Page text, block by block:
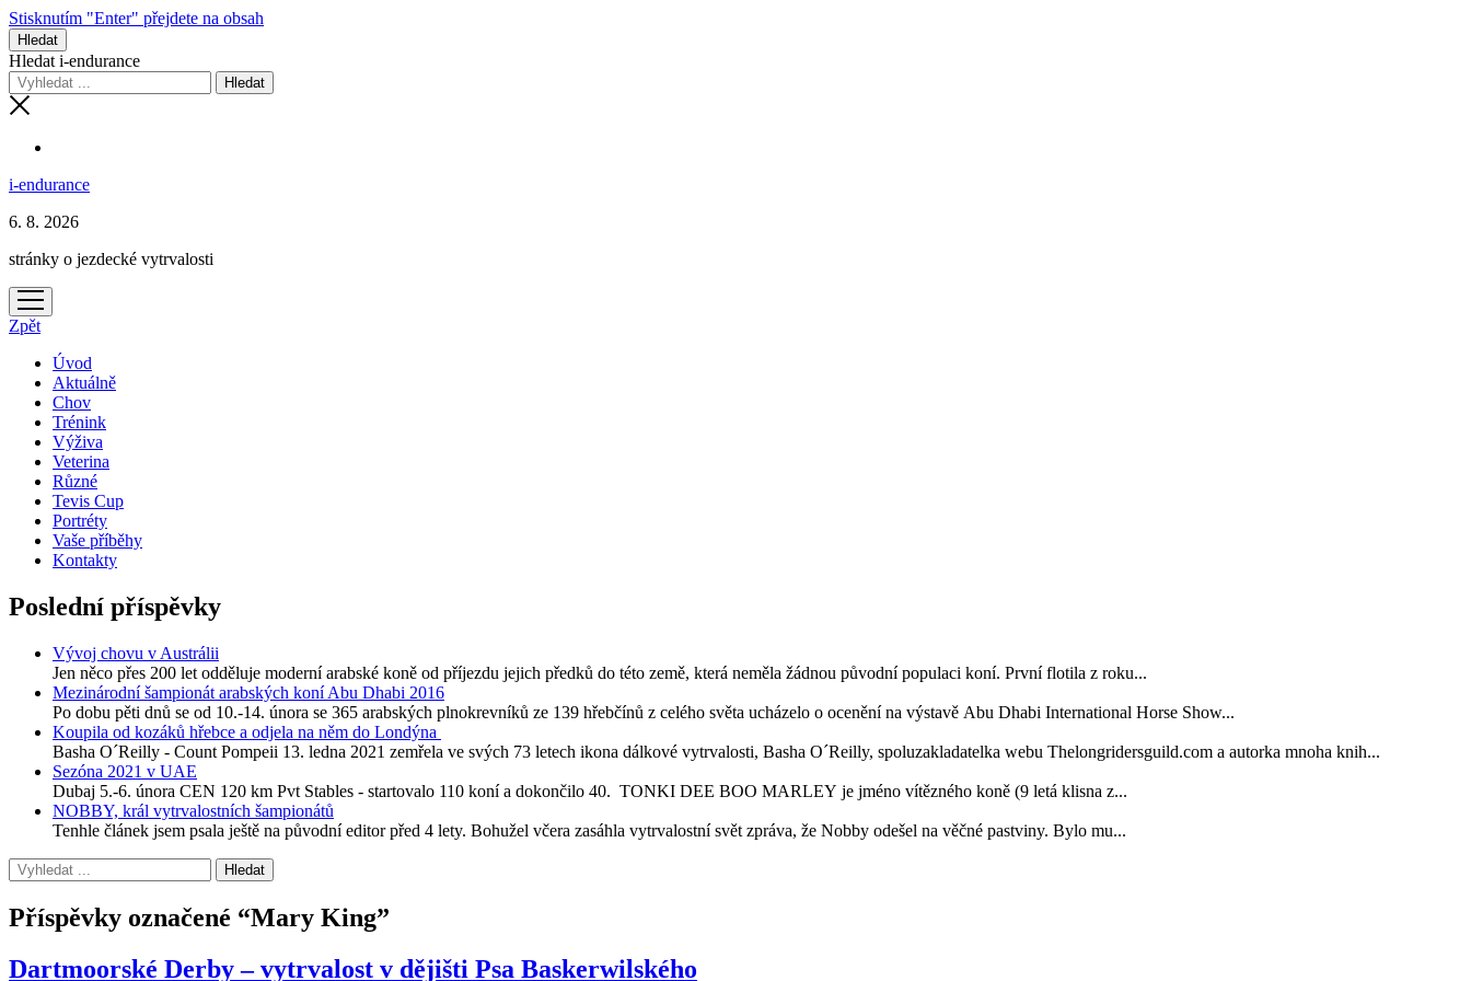
Stisknutím "Enter" přejdete na obsah
Hledat
Hledat i-endurance
i-endurance
6. 8. 2026
stránky o jezdecké vytrvalosti
otevřít
menu
Zpět
Úvod
Aktuálně
Chov
Trénink
Výživa
Veterina
Různé
Tevis Cup
Portréty
Vaše příběhy
Kontakty
Poslední příspěvky
Vývoj chovu v Austrálii
Jen něco přes 200 let odděluje moderní arabské koně od příjezdu jejich předků do této země, která neměla žádnou původní populaci koní. První flotila z roku...
Mezinárodní šampionát arabských koní Abu Dhabi 2016
Po dobu pěti dnů se od 10.-14. února se 365 arabských plnokrevníků ze 139 hřebčínů z celého světa ucházelo o ocenění na výstavě Abu Dhabi International Horse Show...
Koupila od kozáků hřebce a odjela na něm do Londýna
Basha O´Reilly - Count Pompeii 13. ledna 2021 zemřela ve svých 73 letech ikona dálkové vytrvalosti, Basha O´Reilly, spoluzakladatelka webu Thelongridersguild.com a autorka mnoha knih...
Sezóna 2021 v UAE
Dubaj 5.-6. února CEN 120 km Pvt Stables - startovalo 110 koní a dokončilo 40. TONKI DEE BOO MARLEY je jméno vítězného koně (9 letá klisna z...
NOBBY, král vytrvalostních šampionátů
Tenhle článek jsem psala ještě na původní editor před 4 lety. Bohužel včera zasáhla vytrvalostní svět zpráva, že Nobby odešel na věčné pastviny. Bylo mu...
Příspěvky označené “Mary King”
Dartmoorské Derby – vytrvalost v dějišti Psa Baskerwilského